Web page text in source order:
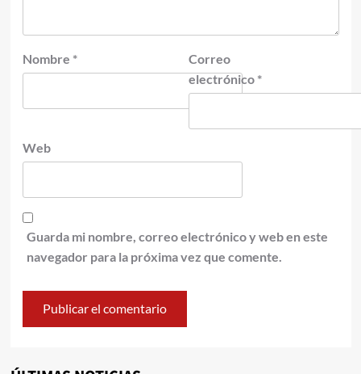
Nombre *
Correo
electrónico *
Web
Guarda mi nombre, correo electrónico y web en este
navegador para la próxima vez que comente.